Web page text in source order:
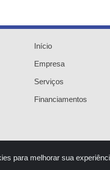
Início
Empresa
Serviços
Financiamentos
para melhorar sua